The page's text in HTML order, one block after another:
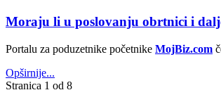
Moraju li u poslovanju obrtnici i
Portalu za poduzetnike početnike MojBiz.com
Opširnije...
Stranica 1 od 8